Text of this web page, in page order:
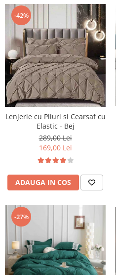
-42%
Lenjerie cu Pliuri si Cearsaf cu
Elastic - Bej
289,00 Lei
169,00 Lei
ADAUGA IN COS
-27%